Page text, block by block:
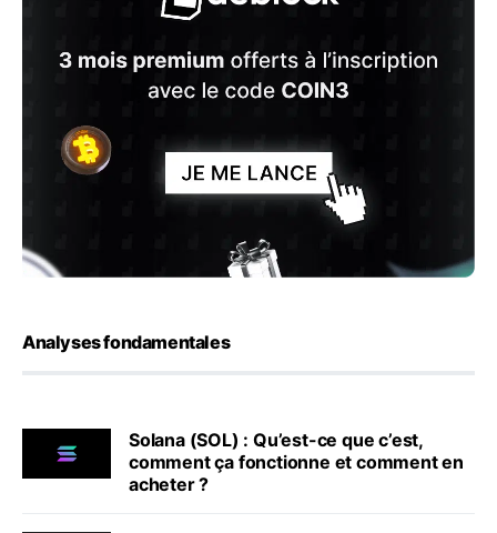
Analyses fondamentales
Solana (SOL) : Qu’est-ce que c’est,
comment ça fonctionne et comment en
acheter ?